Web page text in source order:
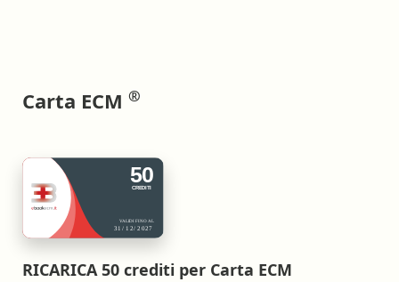
Carta ECM ®
RICARICA 50 crediti per Carta ECM